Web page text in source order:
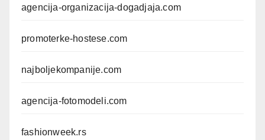
agencija-organizacija-dogadjaja.com
promoterke-hostese.com
najboljekompanije.com
agencija-fotomodeli.com
fashionweek.rs